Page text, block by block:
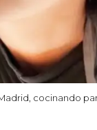
cocinando